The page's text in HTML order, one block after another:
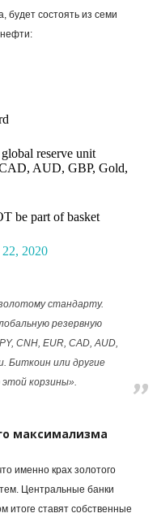
будет состоять из семи
reserve unit
AUD, GBP, Gold,
be part of basket
2020
стандарту.
резервную
CNH, EUR, CAD, AUD,
Биткоин или другие
корзины».
максимализма
именно крах золотого
Центральные банки
итоге ставят собственные